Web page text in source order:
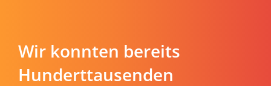
Wir konnten bereits
Hunderttausenden